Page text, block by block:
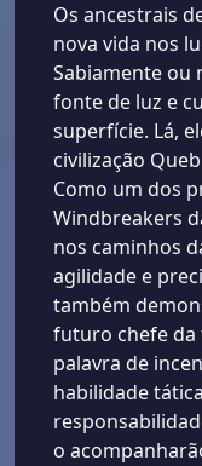
Os ancestrais
nova vida nos
Sabiamente ou
fonte de luz e
superfície. Lá,
civilização
Como um dos
Windbreakers
nos caminhos
agilidade e
também
futuro chefe da
palavra de
habilidade
o